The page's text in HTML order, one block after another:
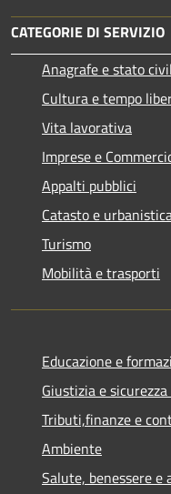
CATEGORIE DI SERVIZIO
Anagrafe e stato
Cultura e tempo
Vita lavorativa
Imprese e
Appalti pubblici
Catasto e
Turismo
Mobilità e trasporti
Educazione e
Giustizia e
Tributi,finanze e
Ambiente
Salute, benessere e